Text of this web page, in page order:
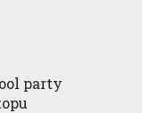
party